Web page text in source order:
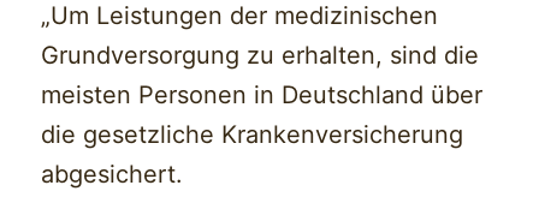
„Um Leistungen der medizinischen
Grundversorgung zu erhalten, sind die
meisten Personen in Deutschland über
die gesetzliche Krankenversicherung
abgesichert.